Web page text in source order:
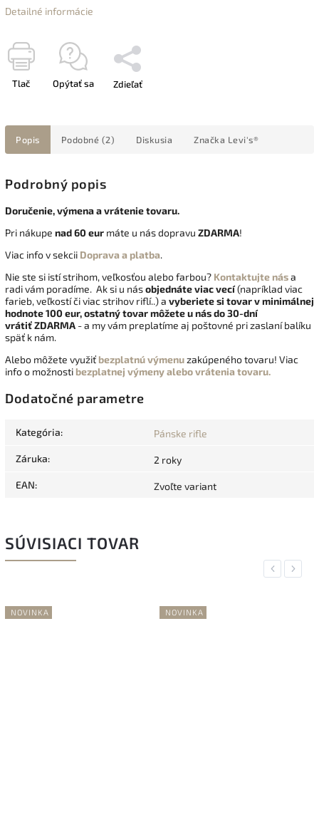
Detailné informácie
Tlač Opýtať sa Zdieľať
Popis Podobné (2) Diskusia Značka Levi's®
Podrobný popis
Doručenie, výmena a vrátenie tovaru.
Pri nákupe nad 60 eur máte u nás dopravu ZDARMA!
Viac info v sekcii Doprava a platba.
Nie ste si istí strihom, veľkosťou alebo farbou? Kontaktujte nása
radi vám poradíme. Ak si u násobjednáte viac vecí(napríklad viac
farieb, veľkostí či viac strihov riflí..) a vyberiete si tovar v minimálnej
hodnote 100 eur, ostatný tovar môžete u nás do 30-dní
vrátiťZDARMA - a my vám preplatíme aj poštovné pri zaslaní balíku
späť k nám.
Alebo môžete využiť bezplatnú výmenuzakúpeného tovaru! Viac
info o možnosti bezplatnej výmeny alebo vrátenia tovaru.
Dodatočné parametre
Kategória: Pánske rifle
Záruka: 2 roky
EAN: Zvoľte variant
SÚVISIACI TOVAR
Previous
NOVINKA NOVINKA
Next